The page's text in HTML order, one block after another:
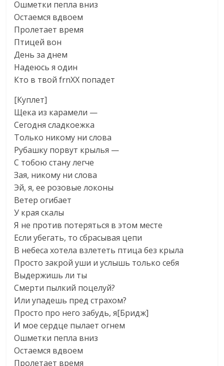
Ошметки пепла вниз
Остаемся вдвоем
Пролетает время
Птицей вон
День за днем
Надеюсь я один
Кто в твой frnXX попадет
[Куплет]
Щека из карамели —
Сегодня сладкоежка
Только никому ни слова
Рубашку порвут крылья —
С тобою стану легче
Зая, никому ни слова
Эй, я, ее розовые локоны
Ветер огибает
У края скалы
Я не против потеряться в этом месте
Если убегать, то сбрасывая цепи
В небеса хотела взлететь птица без крыла
Просто закрой уши и услышь только себя
Выдержишь ли ты
Смерти пылкий поцелуй?
Или упадешь пред страхом?
Просто про него забудь, я[Бридж]
И мое сердце пылает огнем
Ошметки пепла вниз
Остаемся вдвоем
Пролетает время